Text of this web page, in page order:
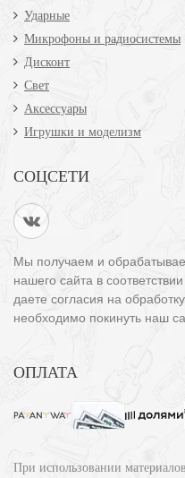
Ударные
Микрофоны и радиосистемы
Дисконт
Свет
Аксессуары
Игрушки и моделизм
СОЦСЕТИ
Мы получаем и
нашего сайта в
даете согласия на
необходимо покинуть наш
ОПЛАТА
При использовании